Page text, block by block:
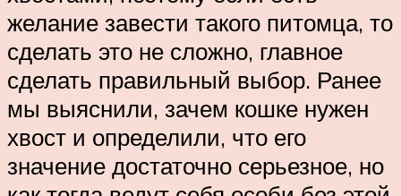
желание завести такого питомца, то
сделать это не сложно, главное
сделать правильный выбор. Ранее
мы выяснили, зачем кошке нужен
хвост и определили, что его
значение достаточно серьезное, но